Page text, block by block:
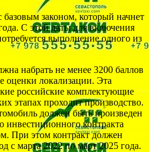
базовым законом, который начнет
С этой даты для включения
выполнение одного из
набрать не менее 3200 баллов
оценки локализации. Эта
российские комплектующие
этапах проходит производство.
должен быть произведен
инвестиционного контракта
При этом контракт должен
с марта 2022 по март 2025 года.